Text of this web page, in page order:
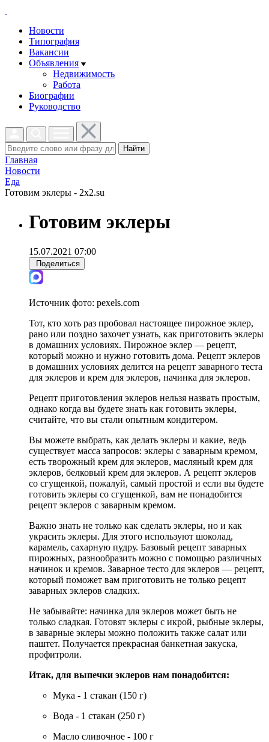
Новости
Типография
Вакансии
Объявления
Недвижимость
Работа
Биографии
Руководство
Найти
Главная
Новости
Еда
Готовим эклеры - 2x2.su
Готовим эклеры
15.07.2021 07:00
Поделиться
Источник фото: pexels.com
Тот, кто хоть раз пробовал настоящее пирожное эклер,
рано или поздно захочет узнать, как приготовить эклеры
в домашних условиях. Пирожное эклер — рецепт,
который можно и нужно готовить дома. Рецепт эклеров
в домашних условиях делится на рецепт заварного теста
для эклеров и крем для эклеров, начинка для эклеров.
Рецепт приготовления эклеров нельзя назвать простым,
однако когда вы будете знать как готовить эклеры,
считайте, что вы стали опытным кондитером.
Вы можете выбрать, как делать эклеры и какие, ведь
существует масса запросов: эклеры с заварным кремом,
есть творожный крем для эклеров, масляный крем для
эклеров, белковый крем для эклеров. А рецепт эклеров
со сгущенкой, пожалуй, самый простой и если вы будете
готовить эклеры со сгущенкой, вам не понадобится
рецепт эклеров с заварным кремом.
Важно знать не только как сделать эклеры, но и как
украсить эклеры. Для этого используют шоколад,
карамель, сахарную пудру. Базовый рецепт заварных
пирожных, разнообразить можно с помощью различных
начинок и кремов. Заварное тесто для эклеров — рецепт,
который поможет вам приготовить не только рецепт
заварных эклеров сладких.
Не забывайте: начинка для эклеров может быть не
только сладкая. Готовят эклеры с икрой, рыбные эклеры,
в заварные эклеры можно положить также салат или
паштет. Получается прекрасная банкетная закуска,
профитроли.
Итак, для выпечки эклеров нам понадобится:
Мука - 1 стакан (150 г)
Вода - 1 стакан (250 г)
Масло сливочное - 100 г